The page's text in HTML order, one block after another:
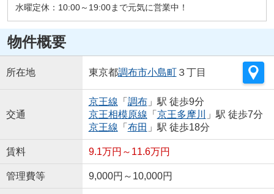
水曜定休：10:00～19:00まで元気に営業中！
物件概要
所在地 東京都調布市小島町３丁目
交通
京王線 「 調布」駅 徒歩9分
京王相模原線 「 京王多摩川
」駅 徒歩7分
京王線 「 布田 」駅 徒歩18分
賃料 9.1万円～11.6万円
管理費等 9,000円～10,000円